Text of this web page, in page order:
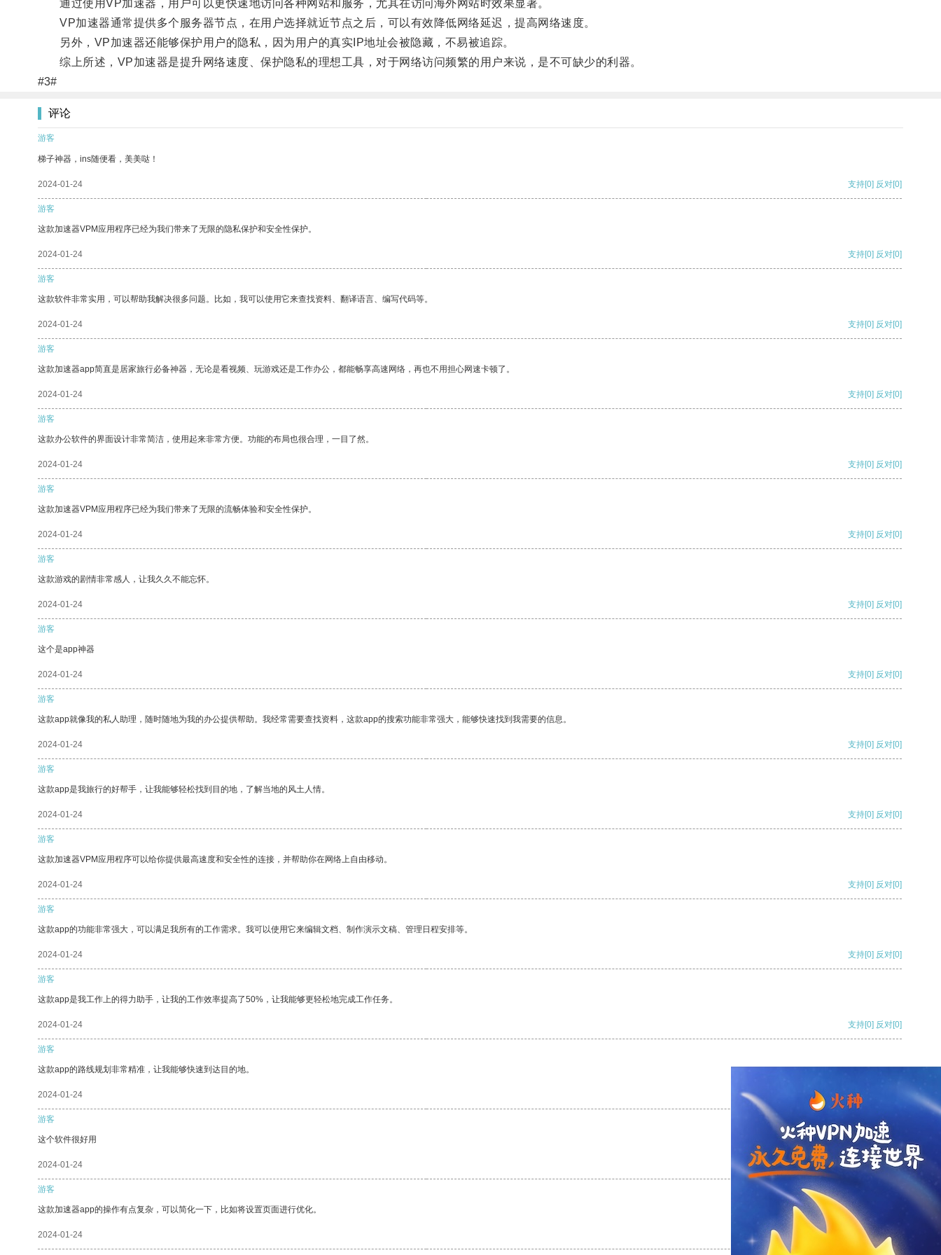
通过使用VP加速器，用户可以更快速地访问各种网站和服务，尤其在访问海外网站时效果显著。
VP加速器通常提供多个服务器节点，在用户选择就近节点之后，可以有效降低网络延迟，提高网络速度。
另外，VP加速器还能够保护用户的隐私，因为用户的真实IP地址会被隐藏，不易被追踪。
综上所述，VP加速器是提升网络速度、保护隐私的理想工具，对于网络访问频繁的用户来说，是不可缺少的利器。
#3#
评论
游客
梯子神器，ins随便看，美美哒！
2024-01-24 支持[0] 反对[0]
游客
这款加速器VPM应用程序已经为我们带来了无限的隐私保护和安全性保护。
2024-01-24 支持[0] 反对[0]
游客
这款软件非常实用，可以帮助我解决很多问题。比如，我可以使用它来查找资料、翻译语言、编写代码等。
2024-01-24 支持[0] 反对[0]
游客
这款加速器app简直是居家旅行必备神器，无论是看视频、玩游戏还是工作办公，都能畅享高速网络，再也不用担心网速卡顿了。
2024-01-24 支持[0] 反对[0]
游客
这款办公软件的界面设计非常简洁，使用起来非常方便。功能的布局也很合理，一目了然。
2024-01-24 支持[0] 反对[0]
游客
这款加速器VPM应用程序已经为我们带来了无限的流畅体验和安全性保护。
2024-01-24 支持[0] 反对[0]
游客
这款游戏的剧情非常感人，让我久久不能忘怀。
2024-01-24 支持[0] 反对[0]
游客
这个是app神器
2024-01-24 支持[0] 反对[0]
游客
这款app就像我的私人助理，随时随地为我的办公提供帮助。我经常需要查找资料，这款app的搜索功能非常强大，能够快速找到我需要的信息。
2024-01-24 支持[0] 反对[0]
游客
这款app是我旅行的好帮手，让我能够轻松找到目的地，了解当地的风土人情。
2024-01-24 支持[0] 反对[0]
游客
这款加速器VPM应用程序可以给你提供最高速度和安全性的连接，并帮助你在网络上自由移动。
2024-01-24 支持[0] 反对[0]
游客
这款app的功能非常强大，可以满足我所有的工作需求。我可以使用它来编辑文档、制作演示文稿、管理日程安排等。
2024-01-24 支持[0] 反对[0]
游客
这款app是我工作上的得力助手，让我的工作效率提高了50%，让我能够更轻松地完成工作任务。
2024-01-24 支持[0] 反对[0]
游客
这款app的路线规划非常精准，让我能够快速到达目的地。
2024-01-24 支持
游客
这个软件很好用
2024-01-24 支持[0] 反对[0]
游客
这款加速器app的操作有点复杂，可以简化一下，比如将设置页面进行优化。
2024-01-24 支持[0] 反对[0]